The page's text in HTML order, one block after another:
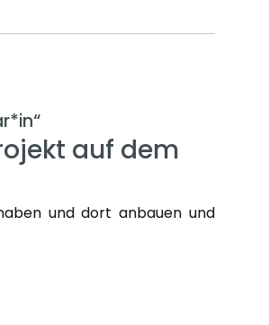
auf dem
und dort anbauen und